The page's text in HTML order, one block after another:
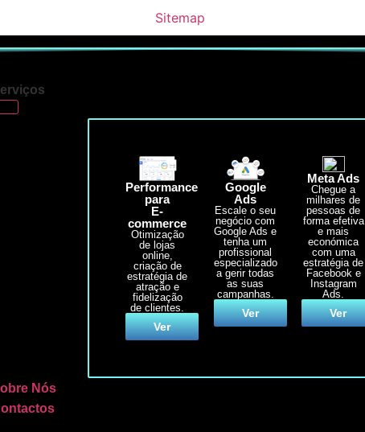
Sitemap
Performance
para
E-
commerce
Otimização
de lojas
online,
criação de
estratégia de
atração e
fidelização
de clientes.
Ver
Google
Ads
Escale o seu
negócio com
Google Ads e
tenha um
profissional
especializado
a gerir todas
as suas
campanhas.
Ver
Meta Ads
Chegue a
milhares de
pessoas de
forma efetiva
e mais
económica
com uma
estratégia de
Facebook e
Instagram
Ads.
Ver
Nós